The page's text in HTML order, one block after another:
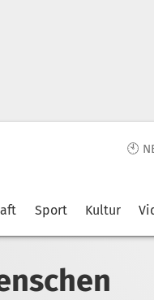
🕙
Sport Kultur